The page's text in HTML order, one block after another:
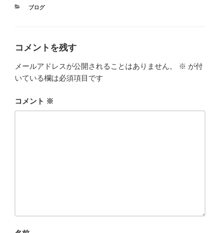
カ
ブログ
コメントを残す
メールアドレスが公開されることはありません。 ※ が付
いている欄は必須項目です
コメント ※